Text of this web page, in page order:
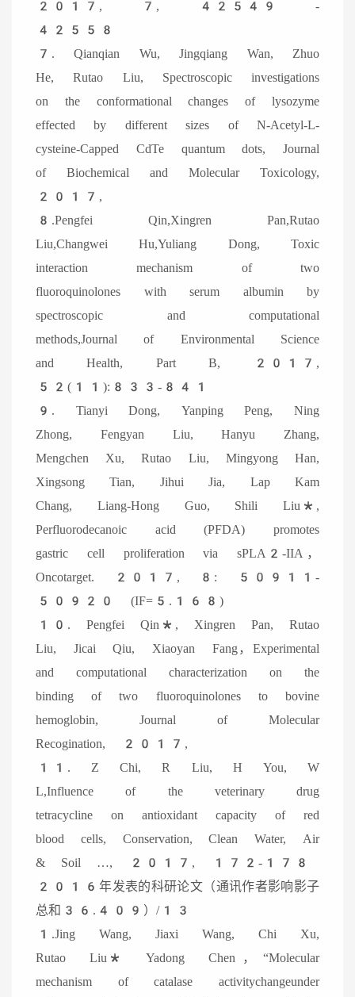
2017, 7, 42549 -
42558
7. Qianqian Wu, Jingqiang Wan, Zhuo
He, Rutao Liu, Spectroscopic investigations
on the conformational changes of lysozyme
effected by different sizes of N-Acetyl-L-
cysteine-Capped CdTe quantum dots, Journal
of Biochemical and Molecular Toxicology,
2017,
8.Pengfei Qin,Xingren Pan,Rutao
Liu,Changwei Hu,Yuliang Dong, Toxic
interaction mechanism of two
fluoroquinolones with serum albumin by
spectroscopic and computational
methods,Journal of Environmental Science
and Health, Part B, 2017,
52(11):833-841
9. Tianyi Dong, Yanping Peng, Ning
Zhong, Fengyan Liu, Hanyu Zhang,
Mengchen Xu, Rutao Liu, Mingyong Han,
Xingsong Tian, Jihui Jia, Lap Kam
Chang, Liang-Hong Guo, Shili Liu*,
Perfluorodecanoic acid (PFDA) promotes
gastric cell proliferation via sPLA2-IIA，
Oncotarget. 2017, 8: 50911-
50920 (IF=5.168)
10. Pengfei Qin*, Xingren Pan, Rutao
Liu, Jicai Qiu, Xiaoyan Fang，Experimental
and computational characterization on the
binding of two fluoroquinolones to bovine
hemoglobin, Journal of Molecular
Recogination, 2017,
11. Z Chi, R Liu, H You, W
L,Influence of the veterinary drug
tetracycline on antioxidant capacity of red
blood cells, Conservation, Clean Water, Air
& Soil …, 2017, 172-178
2016年发表的科研论文（通讯作者影响影子
总和36.409）/13
1.Jing Wang, Jiaxi Wang, Chi Xu,
Rutao Liu* Yadong Chen，“Molecular
mechanism of catalase activitychangeunder